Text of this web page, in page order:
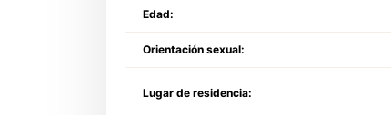
Edad:
Orientación sexual:
Lugar de residencia: